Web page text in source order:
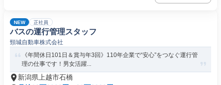
NEW 正社員
バスの運行管理スタッフ
頸城自動車株式会社
《年間休日101日＆賞与年3回》110年企業で“安心”をつなぐ運行管
理の仕事です！男女活躍...
新潟県上越市石橋